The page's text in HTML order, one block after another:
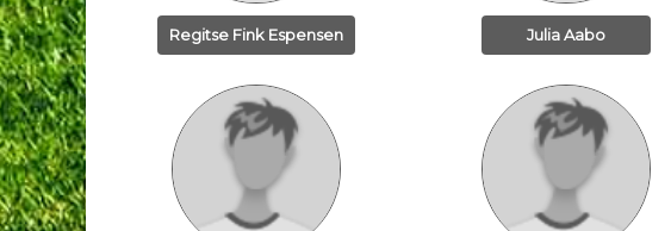
Regitse Fink Espensen Julia Aabo